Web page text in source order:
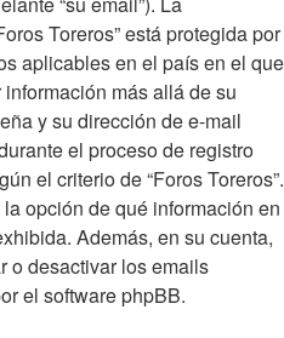
Toreros” está protegida por
aplicables en el país en el que
más allá de su
y su dirección de e-mail
el proceso de registro
el criterio de “Foros Toreros”.
opción de qué información en
Además, en su cuenta,
o desactivar los emails
el software phpBB.